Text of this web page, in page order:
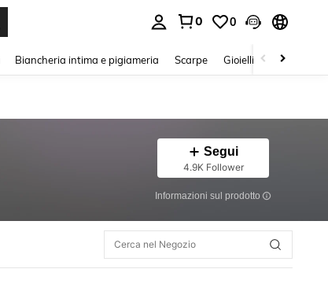
0 0
Biancheria intima e pigiameria Scarpe Gioielli E Accessori
Segui
4.9K Follower
Informazioni sul prodotto